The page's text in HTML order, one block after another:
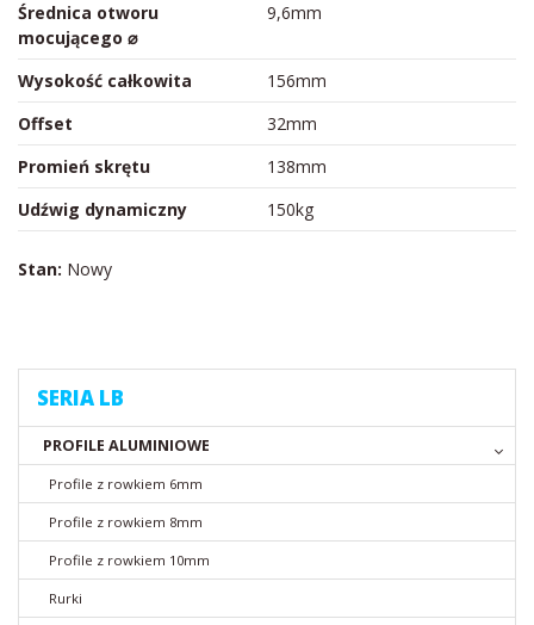
Średnica otworu
mocującego ⌀
9,6mm
Wysokość całkowita
156mm
Offset
32mm
Promień skrętu
138mm
Udźwig dynamiczny
150kg
Stan: Nowy
SERIA LB
PROFILE ALUMINIOWE
Profile z rowkiem 6mm
Profile z rowkiem 8mm
Profile z rowkiem 10mm
Rurki